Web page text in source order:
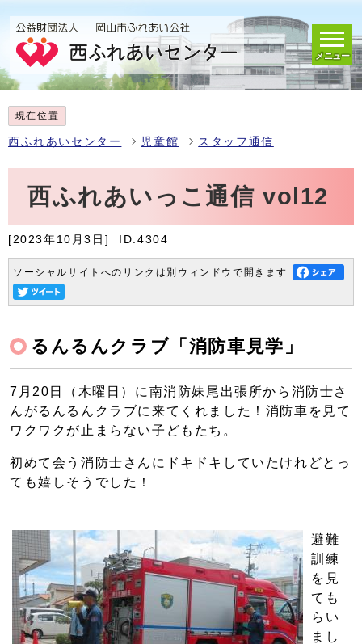
メニュー
現在位置
西ふれあいセンター 児童館 スタッフ通信
西ふれあいっこ通信 vol12
[2023年10月3日] ID:4304
ソーシャルサイトへのリンクは別ウィンドウで開きます
るんるんクラブ「消防車見学」
7月20日（木曜日）に南消防妹尾出張所から消防士さ
んがるんるんクラブに来てくれました！消防車を見て
ワクワクが止まらない子どもたち。
初めて会う消防士さんにドキドキしていたけれどとっ
ても嬉しそうでした！
避難
訓練
を見
ても
らい
まし